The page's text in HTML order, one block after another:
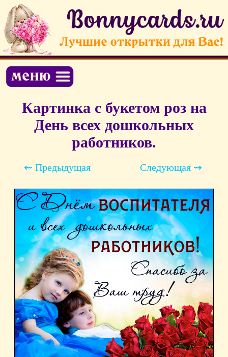
Картинка с букетом роз на
День всех дошкольных
работников.
⇜ Предыдущая Следующая ⇝